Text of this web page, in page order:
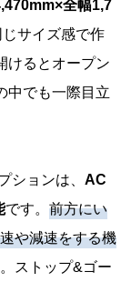
全幅1,7
サイズ感で作
けるとオープン
中でも一際目立
ションは、 AC
です。 前方にい
や減速をする機
ストップ&ゴー